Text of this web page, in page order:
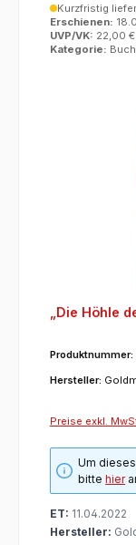
Kurzfristig
Erschienen:
UVP/VK: 22,00 €
Kategorie: Buch
„Die Höhle
Produktnummer:
Hersteller:
Preise exkl.
Um
bittehier
ET: 11.04.2022
Hersteller: